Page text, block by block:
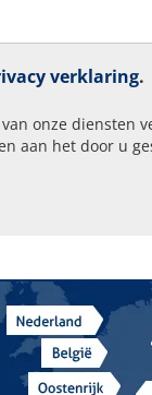
verklaring.
onze diensten
aan het door u